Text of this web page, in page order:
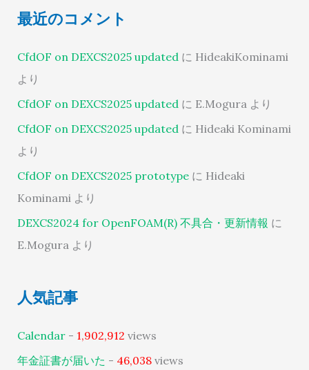
最近のコメント
CfdOF on DEXCS2025 updated に HideakiKominami
より
CfdOF on DEXCS2025 updated に E.Mogura より
CfdOF on DEXCS2025 updated に Hideaki Kominami
より
CfdOF on DEXCS2025 prototypeに Hideaki
Kominami より
DEXCS2024 for OpenFOAM(R) 不具合・更新情報 に
E.Mogura より
人気記事
Calendar- 1,902,912 views
年金証書が届いた - 46,038views